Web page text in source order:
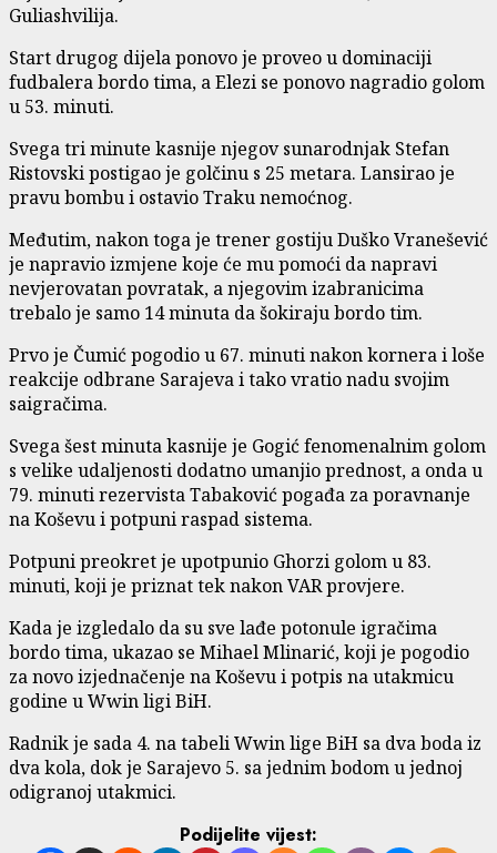
Guliashvilija.
Start drugog dijela ponovo je proveo u dominaciji
fudbalera bordo tima, a Elezi se ponovo nagradio golom
u 53. minuti.
Svega tri minute kasnije njegov sunarodnjak Stefan
Ristovski postigao je golčinu s 25 metara. Lansirao je
pravu bombu i ostavio Traku nemoćnog.
Međutim, nakon toga je trener gostiju Duško Vranešević
je napravio izmjene koje će mu pomoći da napravi
nevjerovatan povratak, a njegovim izabranicima
trebalo je samo 14 minuta da šokiraju bordo tim.
Prvo je Čumić pogodio u 67. minuti nakon kornera i loše
reakcije odbrane Sarajeva i tako vratio nadu svojim
saigračima.
Svega šest minuta kasnije je Gogić fenomenalnim golom
s velike udaljenosti dodatno umanjio prednost, a onda u
79. minuti rezervista Tabaković pogađa za poravnanje
na Koševu i potpuni raspad sistema.
Potpuni preokret je upotpunio Ghorzi golom u 83.
minuti, koji je priznat tek nakon VAR provjere.
Kada je izgledalo da su sve lađe potonule igračima
bordo tima, ukazao se Mihael Mlinarić, koji je pogodio
za novo izjednačenje na Koševu i potpis na utakmicu
godine u Wwin ligi BiH.
Radnik je sada 4. na tabeli Wwin lige BiH sa dva boda iz
dva kola, dok je Sarajevo 5. sa jednim bodom u jednoj
odigranoj utakmici.
Podijelite vijest: